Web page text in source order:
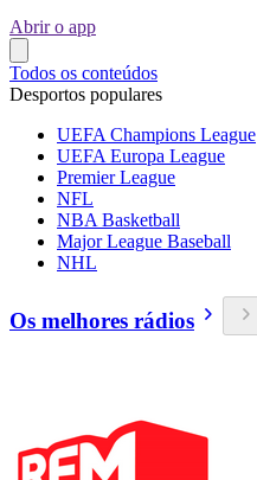
Abrir o app
Todos os conteúdos
Desportos populares
UEFA Champions League
UEFA Europa League
Premier League
NFL
NBA Basketball
Major League Baseball
NHL
Os melhores rádios